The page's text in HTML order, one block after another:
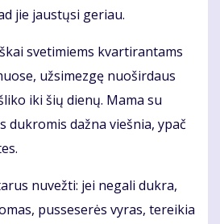
jie jaus­tų­si ge­riau.
sve­ti­miems kvar­ti­ran­tams
už­si­mez­gę nuo­šir­daus
iki šių die­nų. Ma­ma su
duk­ro­mis daž­na vieš­nia, ypač
nu­vež­ti: jei ne­ga­li duk­ra,
pus­se­se­rės vy­ras, te­rei­kia